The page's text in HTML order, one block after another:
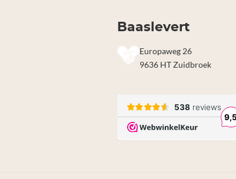
Baaslevert
Europaweg 26
9636 HT Zuidbroek